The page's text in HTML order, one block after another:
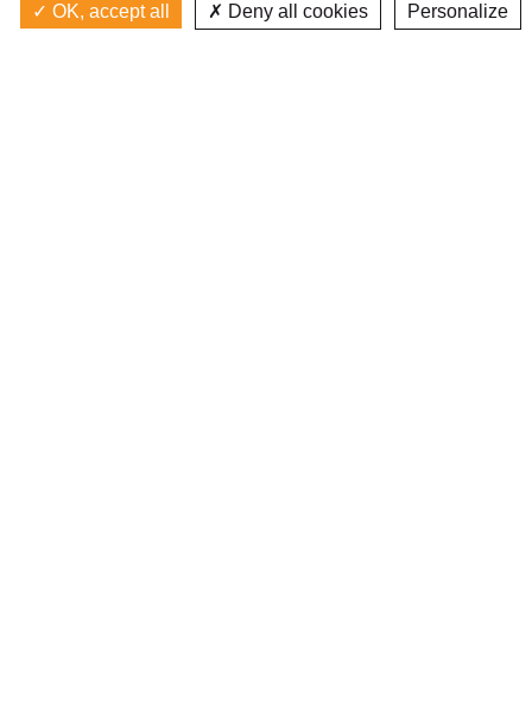
Émission à l'antenne
Actualités La radio
OK, accept all
Deny all cookies
Personalize